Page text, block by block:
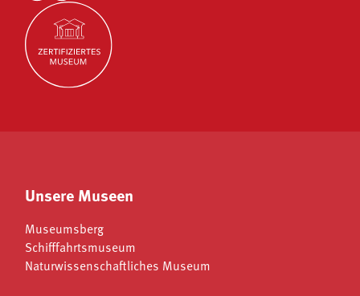
Unsere Museen
Museumsberg
Schifffahrtsmuseum
Naturwissenschaftliches Museum